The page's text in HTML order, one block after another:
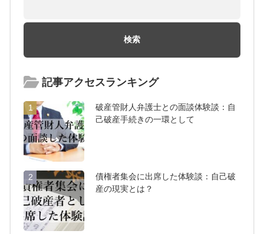
記事アクセスランキング
1
破産管財人弁護士との面談体験談：自
己破産手続きの一環として
2
債権者集会に出席した体験談：自己破
産の現実とは？